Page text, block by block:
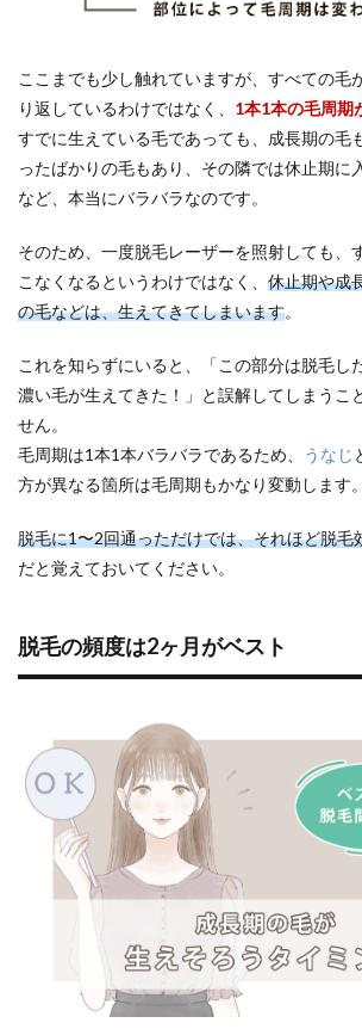
ここまでも少し触れていますが、すべての毛
り返しているわけではなく、 1本1本の毛周期
すでに生えている毛であっても、成長期の毛
ったばかりの毛もあり、その隣では休止期に
など、本当にバラバラなのです。
そのため、一度脱毛レーザーを照射しても、
こなくなるというわけではなく、 休止期や成
の毛などは、生えてきてしまいます。
これを知らずにいると、「この部分は脱毛し
濃い毛が生えてきた！」と誤解してしまうこ
せん。
毛周期は1本1本バラバラであるため、
うなじ
方が異なる箇所は毛周期もかなり変動します。
脱毛に1〜2回通っただけでは、それほど脱毛
だと覚えておいてください。
脱毛の頻度は2ヶ月がベスト